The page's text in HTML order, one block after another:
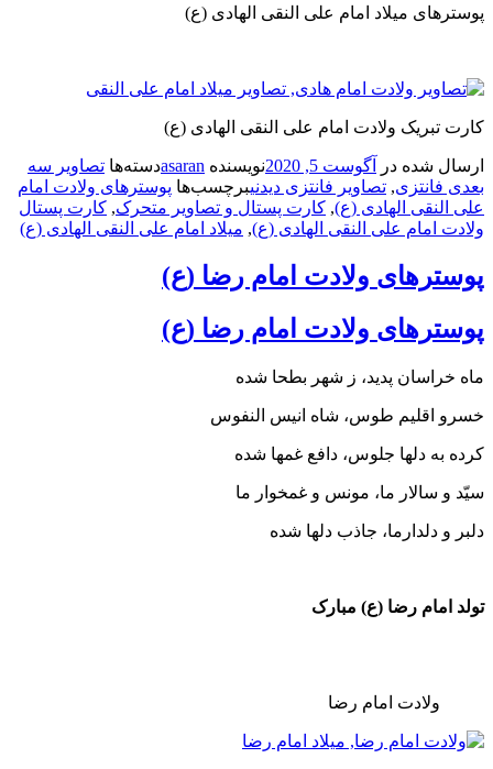
میلاد امام علی النقی الهادی (ع)
ولادت امام علی النقی الهادی (ع)
شده درآگوست 5, 2020 نویسندهasaranدسته‌هاتصاویر سه
,تصاویر فانتزی دیدنیبرچسب‌هاپوسترهای ولادت امام
الهادی (ع),کارت پستال و تصاویر متحرک ,کارت پستال
علی النقی الهادی (ع),میلاد امام علی النقی الهادی (ع)
ولادت امام رضا (ع)
ولادت امام رضا (ع)
پديد، ز شهر بطحا شده
طوس، شاه انيس النفوس
دلها جلوس، دافع غمها شده
ما، مونس و غمخوار ما
جاذب دلها شده
رضا (ع) مبارک
امام رضا